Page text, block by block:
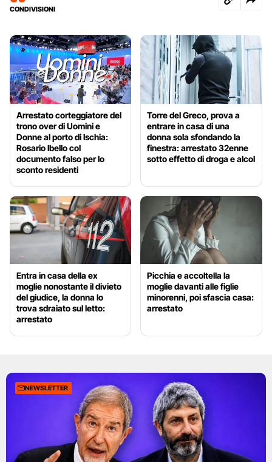
CONDIVISIONI
Arrestato corteggiatore del
trono over di Uomini e
Donne al porto di Ischia:
Rosario Ibello col
documento falso per lo
sconto residenti
Torre del Greco, prova a
entrare in casa di una
donna sola sfondando la
finestra: arrestato 32enne
sotto effetto di droga e alcol
Entra in casa della ex
moglie nonostante il divieto
del giudice, la donna lo
trova sdraiato sul letto:
arrestato
Picchia e accoltella la
moglie davanti alle figlie
minorenni, poi sfascia casa:
arrestato
NEWSLETTER